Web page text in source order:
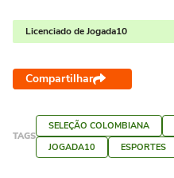
Licenciado de Jogada10
Compartilhar
TAGS
SELEÇÃO COLOMBIANA
JOGADA10
ESPORTES